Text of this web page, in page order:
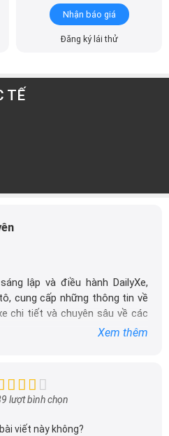
Nhận báo giá
Đăng ký lái thử
TẾ
lập và điều hành DailyXe,
cung cấp những thông tin về
chi tiết và chuyên sâu về các
thích ô tô tại Việt Nam. Hãy
thông tin về thị trường ô tô
Xem thêm
lượt bình chọn
viết này không?